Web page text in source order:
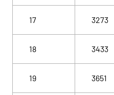
17 3273
18 3433
19 3651